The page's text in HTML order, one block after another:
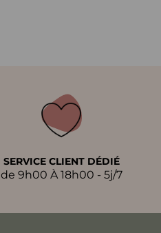
SERVICE CLIENT DÉDIÉ
de 9h00 À 18h00 - 5j/7